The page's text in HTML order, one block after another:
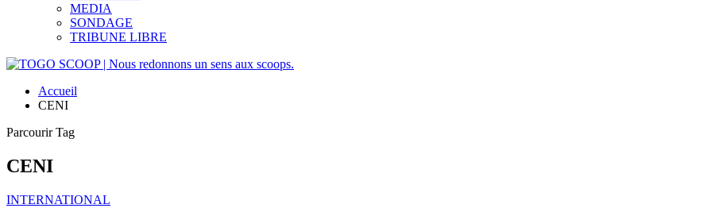
MEDIA
SONDAGE
TRIBUNE LIBRE
Accueil
CENI
Parcourir Tag
CENI
INTERNATIONAL